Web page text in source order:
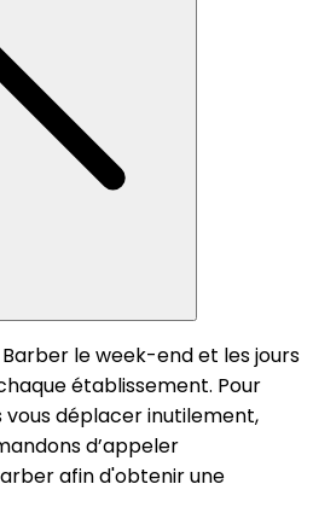
le week-end et les jours
établissement. Pour
vous déplacer inutilement,
d’appeler
afin d'obtenir une